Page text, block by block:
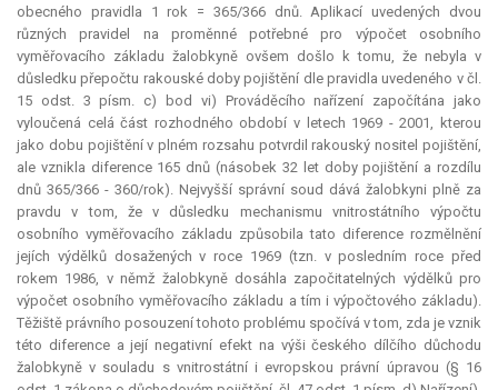
obecného pravidla 1 rok = 365/366 dnů. Aplikací uvedených dvou
různých pravidel na proměnné potřebné pro výpočet osobního
vyměřovacího základu žalobkyně ovšem došlo k tomu, že nebyla v
důsledku přepočtu rakouské doby pojištění dle pravidla uvedeného v čl.
15 odst. 3 písm. c) bod vi) Prováděcího nařízení započítána jako
vyloučená celá část rozhodného období v letech 1969 - 2001, kterou
jako dobu pojištění v plném rozsahu potvrdil rakouský nositel pojištění,
ale vznikla diference 165 dnů (násobek 32 let doby pojištění a rozdílu
dnů 365/366 - 360/rok). Nejvyšší správní soud dává žalobkyni plně za
pravdu v tom, že v důsledku mechanismu vnitrostátního výpočtu
osobního vyměřovacího základu způsobila tato diference rozmělnění
jejích výdělků dosažených v roce 1969 (tzn. v posledním roce před
rokem 1986, v němž žalobkyně dosáhla započitatelných výdělků pro
výpočet osobního vyměřovacího základu a tím i výpočtového základu).
Těžiště právního posouzení tohoto problému spočívá v tom, zda je vznik
této diference a její negativní efekt na výši českého dílčího důchodu
žalobkyně v souladu s vnitrostátní i evropskou právní úpravou (§ 16